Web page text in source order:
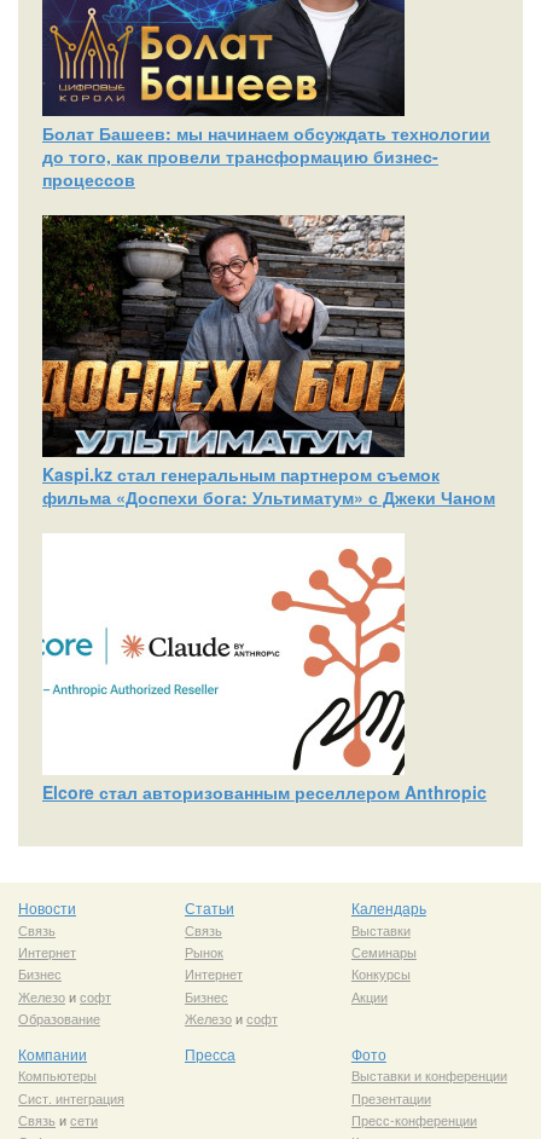
Болат Башеев: мы начинаем обсуждать технологии
до того, как провели трансформацию бизнес-
процессов
Kaspi.kz стал генеральным партнером съемок
фильма «Доспехи бога: Ультиматум» с Джеки Чаном
Elcore стал авторизованным реселлером Anthropic
Новости
Связь
Интернет
Бизнес
Железоисофт
Образование
Статьи
Связь
Рынок
Интернет
Бизнес
Железоисофт
Календарь
Выставки
Семинары
Конкурсы
Акции
Компании
Компьютеры
Сист. интеграция
Связь исети
Пресса Фото
Выставки и конференции
Презентации
Пресс-конференции